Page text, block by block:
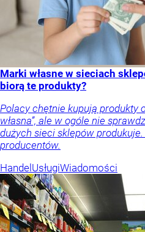
Marki własne w sieciach
biorą te produkty?
Polacy chętnie kupują produkty
własna”, ale w ogóle nie
dużych sieci sklepów
producentów.
Handel UsługiWiadomości